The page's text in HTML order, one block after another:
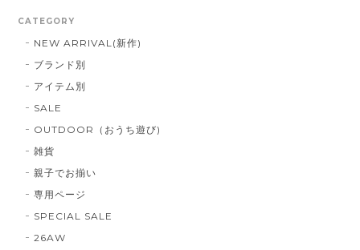
CATEGORY
NEW ARRIVAL(新作)
ブランド別
アイテム別
SALE
OUTDOOR（おうち遊び)
雑貨
親子でお揃い
専用ページ
SPECIAL SALE
26AW